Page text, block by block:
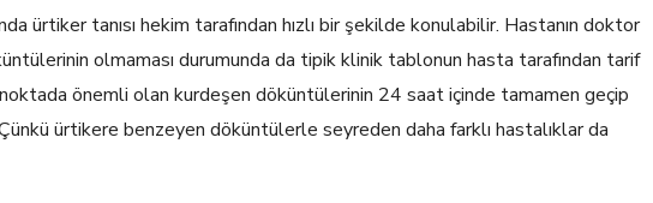
ürtiker tanısı hekim tarafından hızlı bir şekilde konulabilir. Hastanın doktor
olmaması durumunda da tipik klinik tablonun hasta tarafından tarif
önemli olan kurdeşen döküntülerinin 24 saat içinde tamamen geçip
ürtikere benzeyen döküntülerle seyreden daha farklı hastalıklar da